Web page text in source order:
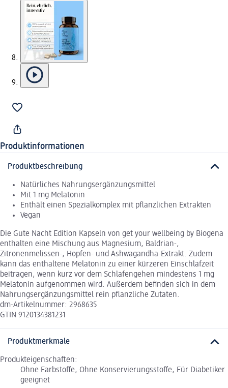
Produktinformationen
Produktbeschreibung
Natürliches Nahrungsergänzungsmittel
Mit 1 mg Melatonin
Enthält einen Spezialkomplex mit pflanzlichen Extrakten
Vegan
Die Gute Nacht Edition Kapseln von get your wellbeing by Biogena
enthalten eine Mischung aus Magnesium, Baldrian-,
Zitronenmelissen-, Hopfen- und Ashwagandha-Extrakt. Zudem
kann das enthaltene Melatonin zu einer kürzeren Einschlafzeit
beitragen, wenn kurz vor dem Schlafengehen mindestens 1 mg
Melatonin aufgenommen wird. Außerdem befinden sich in dem
Nahrungsergänzungsmittel rein pflanzliche Zutaten.
dm-Artikelnummer: 2968635
GTIN 9120134381231
Produktmerkmale
Produkteigenschaften:
Ohne Farbstoffe, Ohne Konservierungsstoffe, Für Diabetiker
geeignet